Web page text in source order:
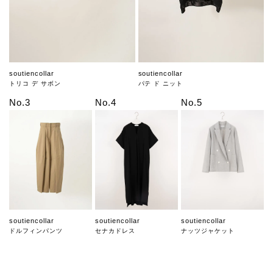
soutiencollar
トリコ デ サボン
soutiencollar
パテ ド ニット
No.3
soutiencollar
ドルフィンパンツ
No.4
soutiencollar
セナカドレス
No.5
soutiencollar
ナッツジャケット